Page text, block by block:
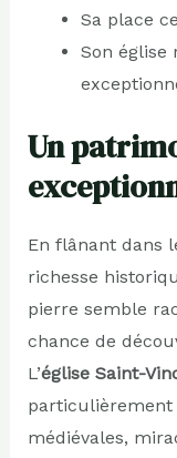
Sa place
Son église
Un
En flânant dans
richesse
pierre semble
chance de
L’église Saint-
particulièrement
médiévales,